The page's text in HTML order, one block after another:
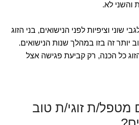
והשני לא.
שוני וציפיות לפני הנישואים, בני הזוג
יותר זה בזו במהלך שנות הנישואים.
הזוג כל הכנה, רק קביעת פגישה אצל
מטפל/ת זוגי/ת טוב